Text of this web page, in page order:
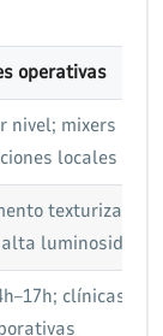
operativas
nivel; mixers
locales
texturizado;
luminosidad
clínicas